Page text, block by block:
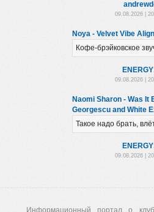
09.08.2026 |
Noya - Velvet Vibe
Кофе-брэйковское
09.08.2026 |
Naomi Sharon - Was It
Georgescu and White
Такое надо брать,
09.08.2026 |
Информационный портал о